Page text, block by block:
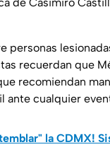
personas
recuerdan que
recomiendan
ante cualquier
la CDMX!